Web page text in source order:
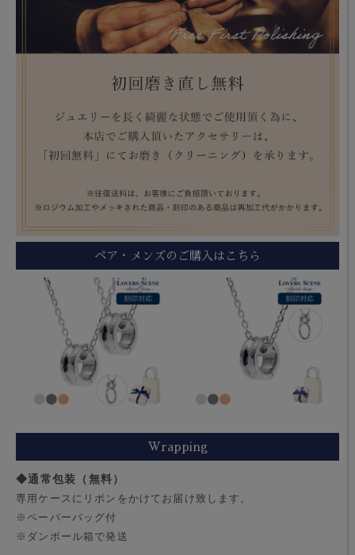
ペア・メンズのご購入はこちら
Wrapping
◆通常包装（無料）
専用ケースにリボンをかけてお届け致します。
※ペーパーバッグ付
※ダンボール箱で発送